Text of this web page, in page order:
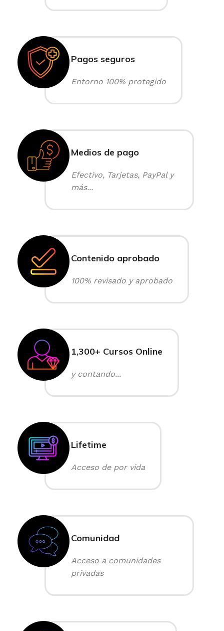
Pagos seguros
Entorno 100% protegido
Medios de pago
Efectivo, Tarjetas, PayPal y
más...
Contenido aprobado
100% revisado y aprobado
1,300+ Cursos Online
y contando...
Lifetime
Acceso de por vida
Comunidad
Acceso a comunidades
privadas